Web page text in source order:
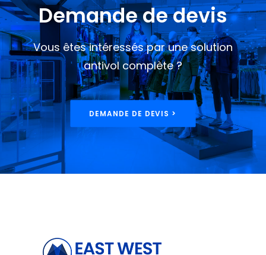
Demande de devis
Vous êtes intéressés par une solution
antivol complète ?
DEMANDE DE DEVIS >